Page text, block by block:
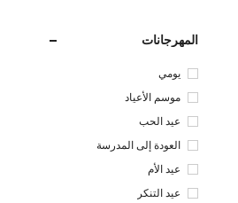
المهرجانات
يومي
موسم الأعياد
عيد الحب
العودة إلى المدرسة
عيد الأم
عيد التنكر